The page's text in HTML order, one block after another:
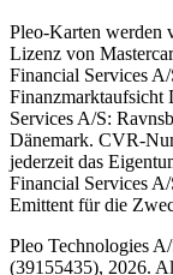
Pleo-Karten werden
Lizenz von
Financial Services
Finanzmarktaufsicht
Services A/S:
Dänemark. CVR-
jederzeit das
Financial Services
Emittent für die
Pleo Technologies
(39155435), 2026.